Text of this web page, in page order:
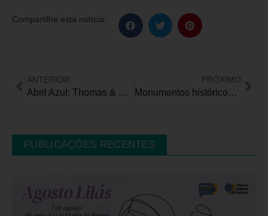
Compartilhe esta notícia:
ANTERIOR
Abril Azul: Thomas & Seus Amigos ganham espaço no Museu da Imaginação
PRÓXIMO
Monumentos históricos ganham iluminação especial em alusão ao Dia Mundial da Hemofilia
PUBLICAÇÕES RECENTES